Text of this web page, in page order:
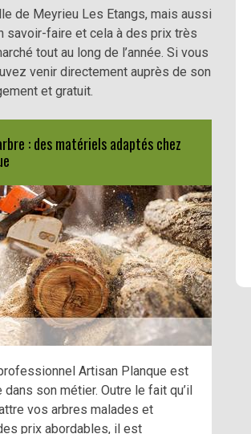
de Meyrieu Les Etangs, mais aussi
savoir-faire et cela à des prix très
tout au long de l’année. Si vous
venir directement auprès de son
et gratuit.
: des matériels adaptés chez
Artisan Planque est
dans son métier. Outre le fait qu’il
vos arbres malades et
prix abordables, il est